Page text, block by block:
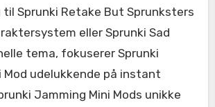
Sprunki Retake But Sprunksters
eller Sprunki Sad
tema, fokuserer Sprunki
Mod udelukkende på instant
Jamming Mini Mods unikke